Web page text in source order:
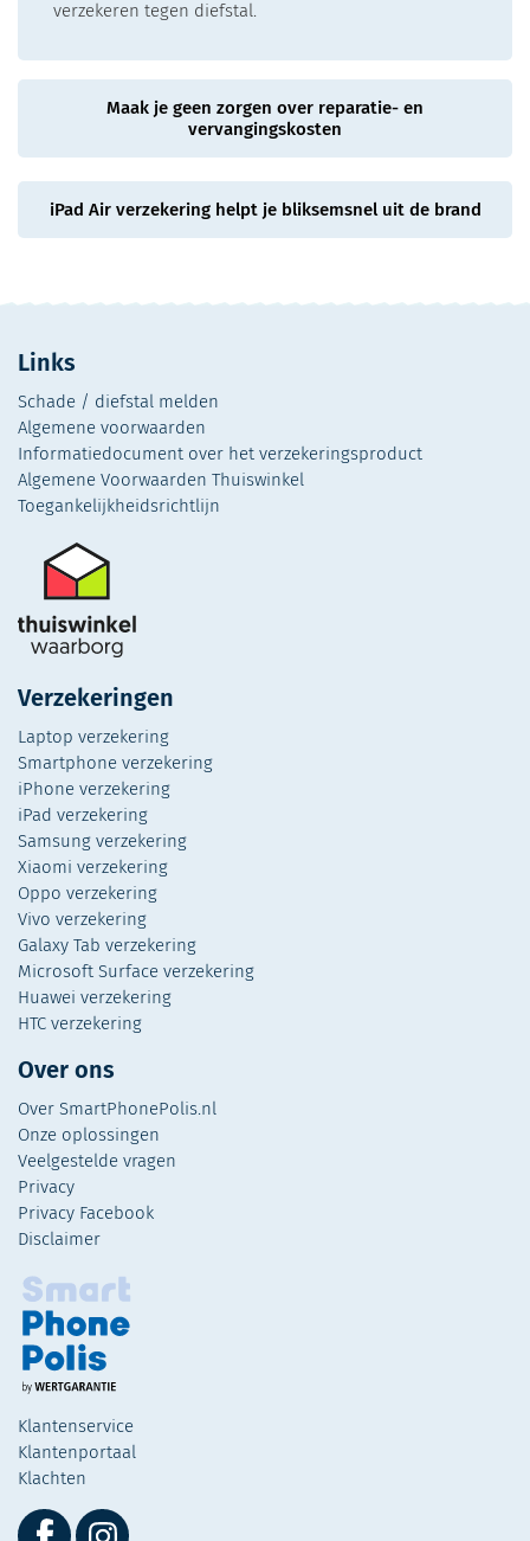
verzekeren tegen diefstal.
Maak je geen zorgen over reparatie- en
vervangingskosten
iPad Air verzekering helpt je bliksemsnel uit de brand
Links
Schade / diefstal melden
Algemene voorwaarden
Informatiedocument over het verzekeringsproduct
Algemene Voorwaarden Thuiswinkel
Toegankelijkheidsrichtlijn
Verzekeringen
Laptop verzekering
Smartphone verzekering
iPhone verzekering
iPad verzekering
Samsung verzekering
Xiaomi verzekering
Oppo verzekering
Vivo verzekering
Galaxy Tab verzekering
Microsoft Surface verzekering
Huawei verzekering
HTC verzekering
Over ons
Over SmartPhonePolis.nl
Onze oplossingen
Veelgestelde vragen
Privacy
Privacy Facebook
Disclaimer
Klantenservice
Klantenportaal
Klachten